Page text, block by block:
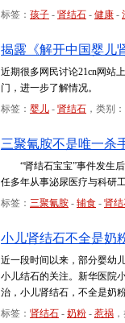
标签： 孩子 - 肾结石 - 健康 -
揭露《解开中国婴儿
近期很多网民讨论21cn网站
门，进一步了解情况。
标签： 婴儿 - 肾结石 ，类别
三聚氰胺不是唯一杀
“肾结石宝宝”事件发生后
任多年从事泌尿医疗与科研工
标签： 三聚氰胺 - 辅食 - 肾
小儿肾结石不全是奶
近一段时间以来，部分婴幼
小儿结石的关注。新华医院
治，小儿肾结石，不全是奶粉
标签： 肾结石 - 奶粉 - 惹祸